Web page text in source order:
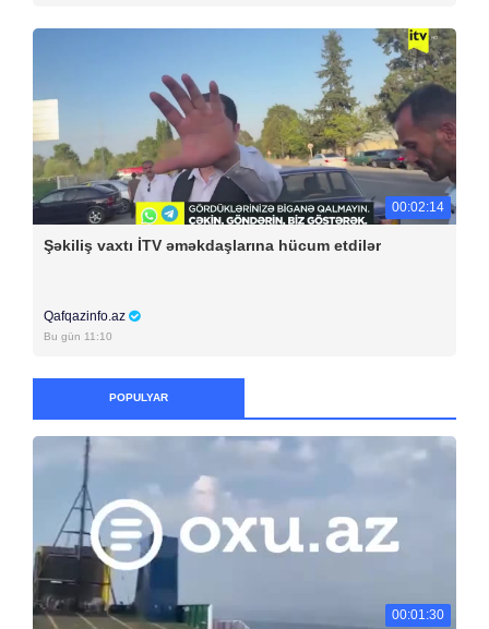
00:02:14
Şəkiliş vaxtı İTV əməkdaşlarına hücum etdilər
Qafqazinfo.az
Bu gün 11:10
POPULYAR
00:01:30